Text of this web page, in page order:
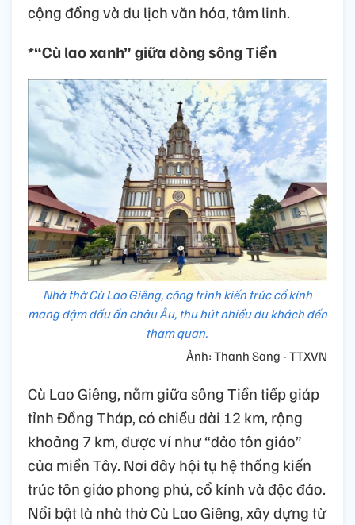
cộng đồng và du lịch văn hóa, tâm linh.
*“Cù lao xanh” giữa dòng sông Tiền
Nhà thờ Cù Lao Giêng, công trình kiến trúc cổ kính
mang đậm dấu ấn châu Âu, thu hút nhiều du khách đến
tham quan.
Ảnh: Thanh Sang - TTXVN
Cù Lao Giêng, nằm giữa sông Tiền tiếp giáp
tỉnh Đồng Tháp, có chiều dài 12 km, rộng
khoảng 7 km, được ví như “đảo tôn giáo”
của miền Tây. Nơi đây hội tụ hệ thống kiến
trúc tôn giáo phong phú, cổ kính và độc đáo.
Nổi bật là nhà thờ Cù Lao Giêng, xây dựng từ